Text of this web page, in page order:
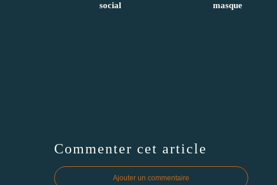
social
masque
Commenter cet article
Ajouter un commentaire